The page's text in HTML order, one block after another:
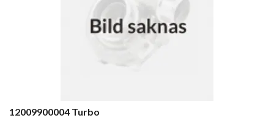
12009900004 Turbo